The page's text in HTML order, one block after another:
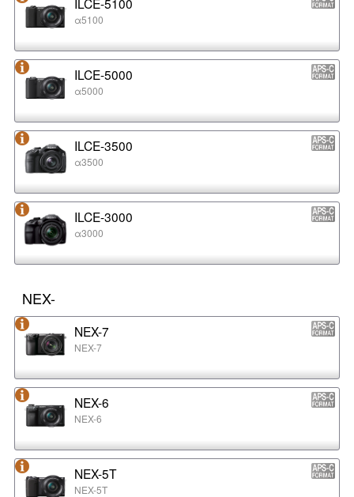
α5100
ILCE-5000
α5000
ILCE-3500
α3500
ILCE-3000
α3000
NEX-
NEX-7
NEX-7
NEX-6
NEX-6
NEX-5T
NEX-5T